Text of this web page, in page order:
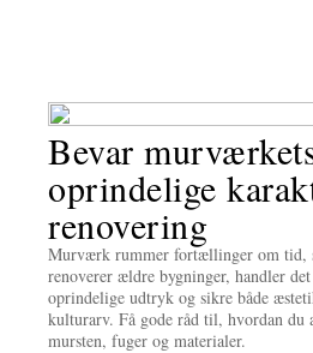
Bevar
oprindelige
renovering
Murværk rummer fortællinger om tid,
renoverer ældre bygninger, handler
oprindelige udtryk og sikre både
kulturarv. Få gode råd til, hvordan du
mursten, fuger og materialer.